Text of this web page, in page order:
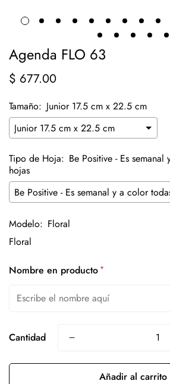
Agenda FLO 63
Precio
$ 677.00
Tamaño: Junior 17.5 cm x 22.5 cm
Tipo de Hoja: Be Positive - Es
hojas
Modelo: Floral
Nombre en producto *
Cantidad
Añadir al carrito